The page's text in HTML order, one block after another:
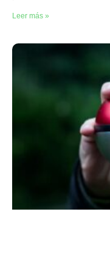
Leer más »